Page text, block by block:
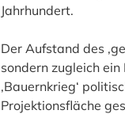
Jahrhundert.
Der Aufstand des
sondern zugleich
‚Bauernkrieg‘
Projektionsfläche